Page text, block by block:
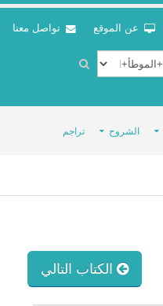
عن الموقع تواصل معنا
الشروح تراجم
الكتاب التالي